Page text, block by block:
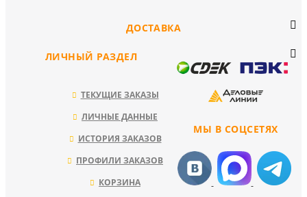
ДОСТАВКА
МЫ В СОЦСЕТЯХ
ЛИЧНЫЙ РАЗДЕЛ
ТЕКУЩИЕ ЗАКАЗЫ
ЛИЧНЫЕ ДАННЫЕ
ИСТОРИЯ ЗАКАЗОВ
ПРОФИЛИ ЗАКАЗОВ
КОРЗИНА